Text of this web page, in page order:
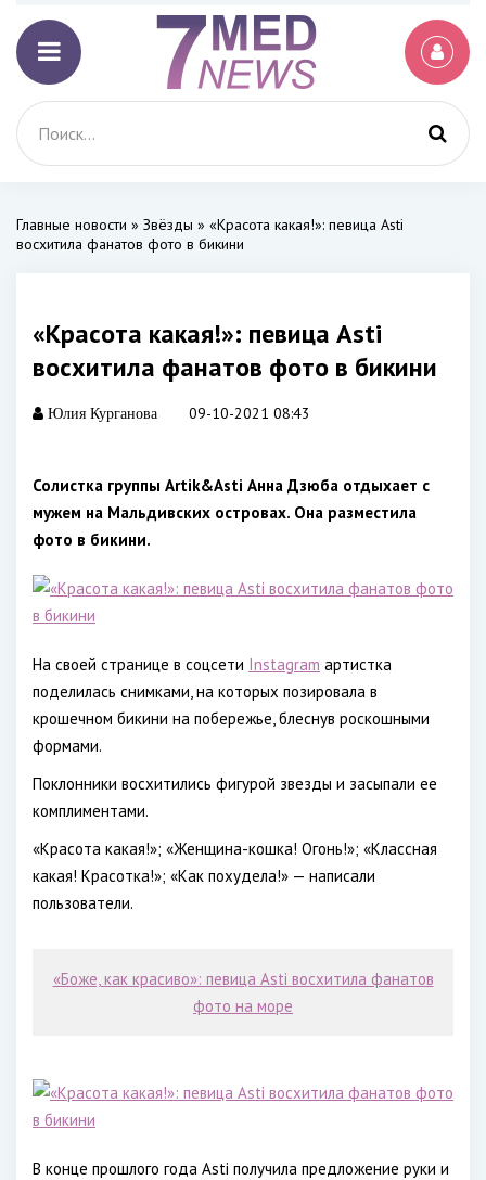
Главные новости » Звёзды » «Красота какая!»: певица Asti
восхитила фанатов фото в бикини
«Красота какая!»: певица Asti
восхитила фанатов фото в бикини
Юлия Курганова 09-10-2021 08:43
Солистка группы Artik&Asti Анна Дзюба отдыхает с
мужем на Мальдивских островах. Она разместила
фото в бикини.
На своей странице в соцсети Instagram артистка
поделилась снимками, на которых позировала в
крошечном бикини на побережье, блеснув роскошными
формами.
Поклонники восхитились фигурой звезды и засыпали ее
комплиментами.
«Красота какая!»; «Женщина-кошка! Огонь!»; «Классная
какая! Красотка!»; «Как похудела!» — написали
пользователи.
«Боже, как красиво»: певица Asti восхитила фанатов
фото на море
В конце прошлого года Аsti получила предложение руки и